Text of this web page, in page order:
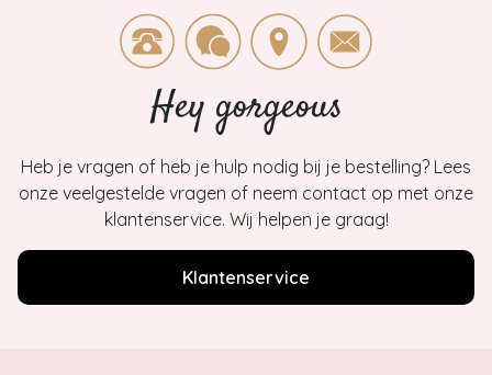
Hey gorgeous
Heb je vragen of heb je hulp nodig bij je bestelling? Lees
onze veelgestelde vragen of neem contact op met onze
klantenservice. Wij helpen je graag!
Klantenservice